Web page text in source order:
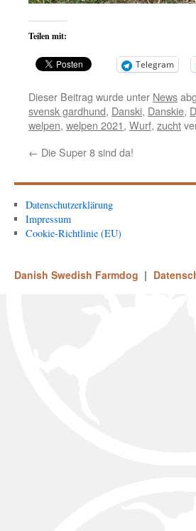
Teilen mit:
Telegram
Dieser Beitrag wurde unter News
svensk gardhund, Danski, Danskie,
welpen, welpen 2021, Wurf, zucht
← Die Super 8 sind da!
Datenschutzerklärung
Impressum
Cookie-Richtlinie (EU)
Danish Swedish Farmdog